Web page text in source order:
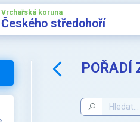
Vrchařská koruna
Českého středohoří
POŘADÍ